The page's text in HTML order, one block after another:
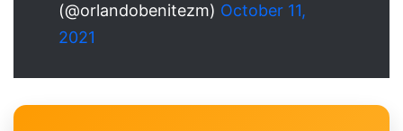
(@orlandobenitezm) October 11,
2021